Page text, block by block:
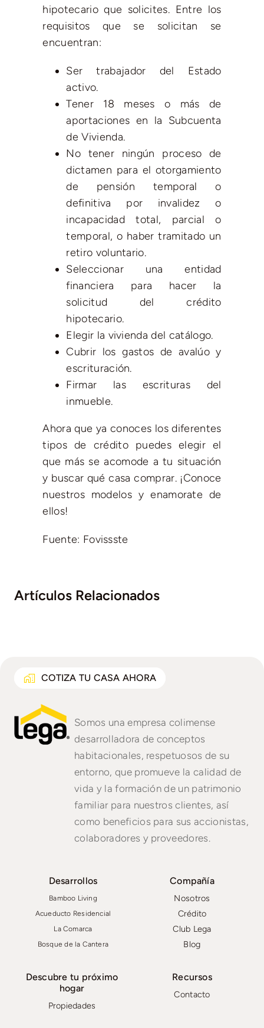
hipotecario que solicites. Entre los
requisitos que se solicitan se
encuentran:
Ser trabajador del Estado
activo.
Tener 18 meses o más de
aportaciones en la Subcuenta
de Vivienda.
No tener ningún proceso de
dictamen para el otorgamiento
de pensión temporal o
definitiva por invalidez o
incapacidad total, parcial o
temporal, o haber tramitado un
retiro voluntario.
Seleccionar una entidad
financiera para hacer la
solicitud del crédito
hipotecario.
Elegir la vivienda del catálogo.
Cubrir los gastos de avalúo y
escrituración.
Firmar las escrituras del
inmueble.
Ahora que ya conoces los diferentes
tipos de crédito puedes elegir el
que más se acomode a tu situación
y buscar qué casa comprar. ¡Conoce
nuestros modelos y enamorate de
ellos!
Fuente: Fovissste
Artículos Relacionados
COTIZA TU CASA AHORA
Somos una empresa colimense
desarrolladora de conceptos
habitacionales, respetuosos de su
entorno, que promueve la calidad de
vida y la formación de un patrimonio
familiar para nuestros clientes, así
como beneficios para sus accionistas,
colaboradores y proveedores.
Compañía
Nosotros
Crédito
Club Lega
Blog
Desarrollos
Bamboo Living
Acueducto Residencial
La Comarca
Bosque de la Cantera
Descubre tu próximo
hogar
Propiedades
Recursos
Contacto